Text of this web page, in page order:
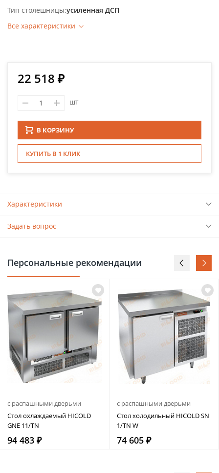
Тип столешницы усиленная ДСП
Все характеристики
22 518 ₽
шт
В КОРЗИНУ
КУПИТЬ В 1 КЛИК
Характеристики
Задать вопрос
Персональные рекомендации
с распашными дверьми
Стол охлаждаемый HICOLD
GNE 11/TN
94 483 ₽
с распашными дверьми
Стол холодильный HICOLD SN
1/TN W
74 605 ₽